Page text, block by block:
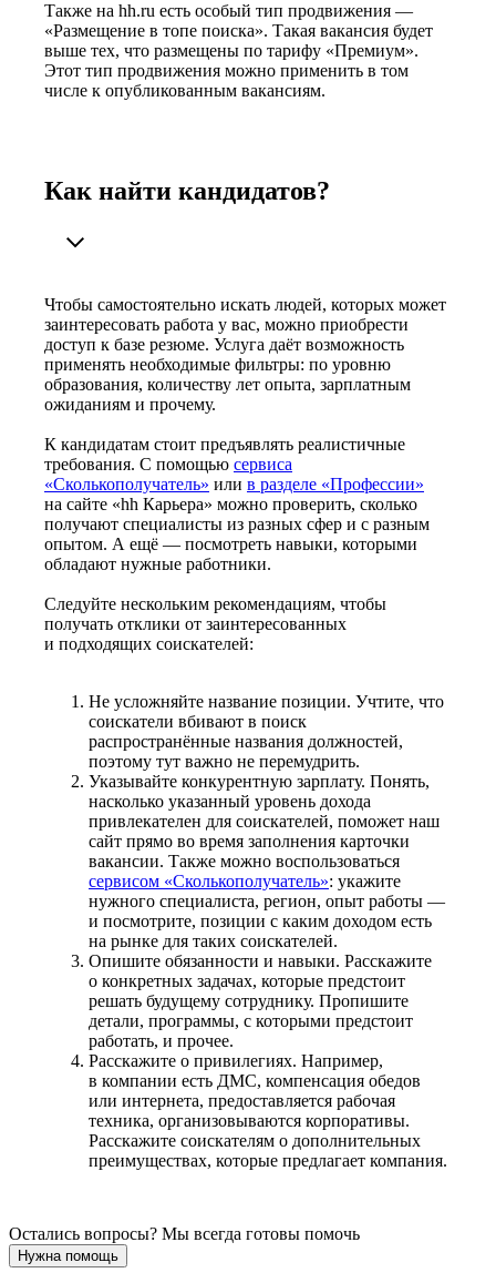
Также на hh.ru есть особый тип продвижения —
«Размещение в топе поиска». Такая вакансия будет
выше тех, что размещены по тарифу «Премиум».
Этот тип продвижения можно применить в том
числе к опубликованным вакансиям.
Как найти кандидатов?
Чтобы самостоятельно искать людей, которых может
заинтересовать работа у вас, можно приобрести
доступ к базе резюме. Услуга даёт возможность
применять необходимые фильтры: по уровню
образования, количеству лет опыта, зарплатным
ожиданиям и прочему.
К кандидатам стоит предъявлять реалистичные
требования. С помощью сервиса
«Сколькополучатель» или в разделе «Профессии»
на сайте «hh Карьера» можно проверить, сколько
получают специалисты из разных сфер и с разным
опытом. А ещё — посмотреть навыки, которыми
обладают нужные работники.
Следуйте нескольким рекомендациям, чтобы
получать отклики от заинтересованных
и подходящих соискателей:
Не усложняйте название позиции. Учтите, что
соискатели вбивают в поиск
распространённые названия должностей,
поэтому тут важно не перемудрить.
Указывайте конкурентную зарплату. Понять,
насколько указанный уровень дохода
привлекателен для соискателей, поможет наш
сайт прямо во время заполнения карточки
вакансии. Также можно воспользоваться
сервисом «Сколькополучатель»: укажите
нужного специалиста, регион, опыт работы —
и посмотрите, позиции с каким доходом есть
на рынке для таких соискателей.
Опишите обязанности и навыки. Расскажите
о конкретных задачах, которые предстоит
решать будущему сотруднику. Пропишите
детали, программы, с которыми предстоит
работать, и прочее.
Расскажите о привилегиях. Например,
в компании есть ДМС, компенсация обедов
или интернета, предоставляется рабочая
техника, организовываются корпоративы.
Расскажите соискателям о дополнительных
преимуществах, которые предлагает компания.
Остались вопросы? Мы всегда готовы помочь
Нужна помощь